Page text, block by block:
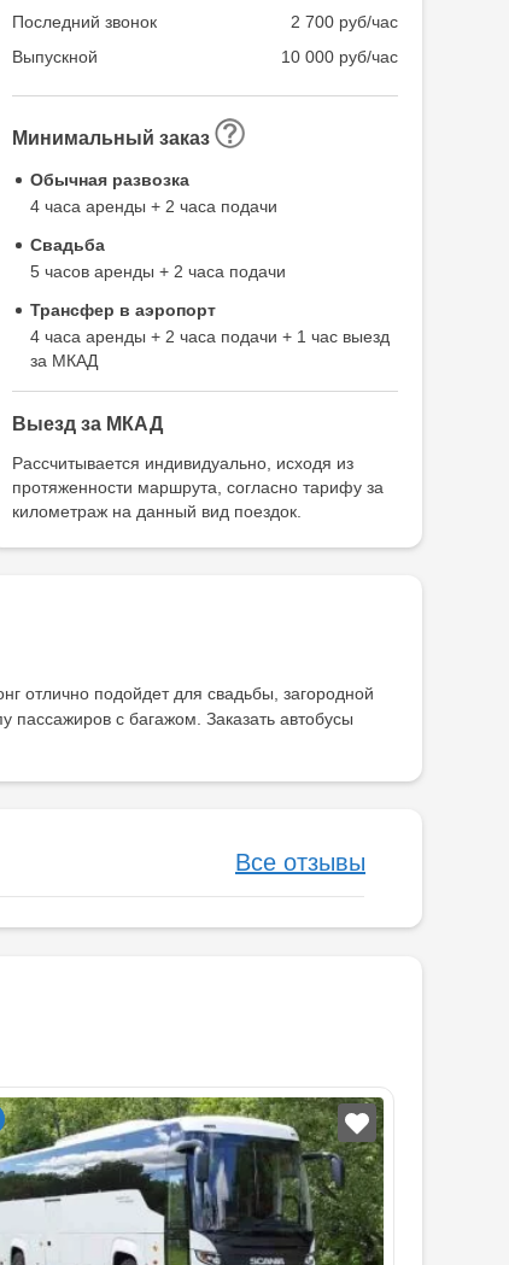
Последний звонок
2 700 руб/час
Выпускной
10 000 руб/час
Минимальный заказ
Обычная развозка
4 часа аренды + 2 часа подачи
Свадьба
5 часов аренды + 2 часа подачи
Трансфер в аэропорт
4 часа аренды + 2 часа подачи + 1 час выезд
за МКАД
Выезд за МКАД
Рассчитывается индивидуально, исходя из
протяженности маршрута, согласно тарифу за
километраж на данный вид поездок.
отлично подойдет для свадьбы, загородной
пассажиров с багажом. Заказать автобусы
Все отзывы